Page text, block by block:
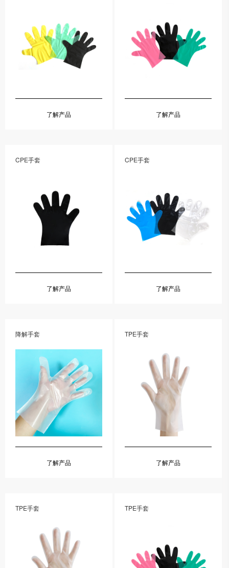
了解产品 了解产品
CPE手套
了解产品
CPE手套
了解产品
降解手套
了解产品
TPE手套
了解产品
TPE手套 TPE手套